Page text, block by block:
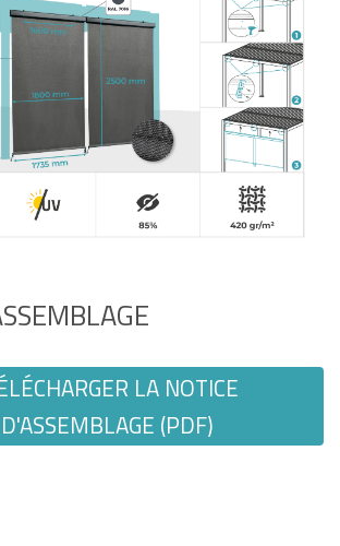
LA NOTICE
D'ASSEMBLAGE (PDF)